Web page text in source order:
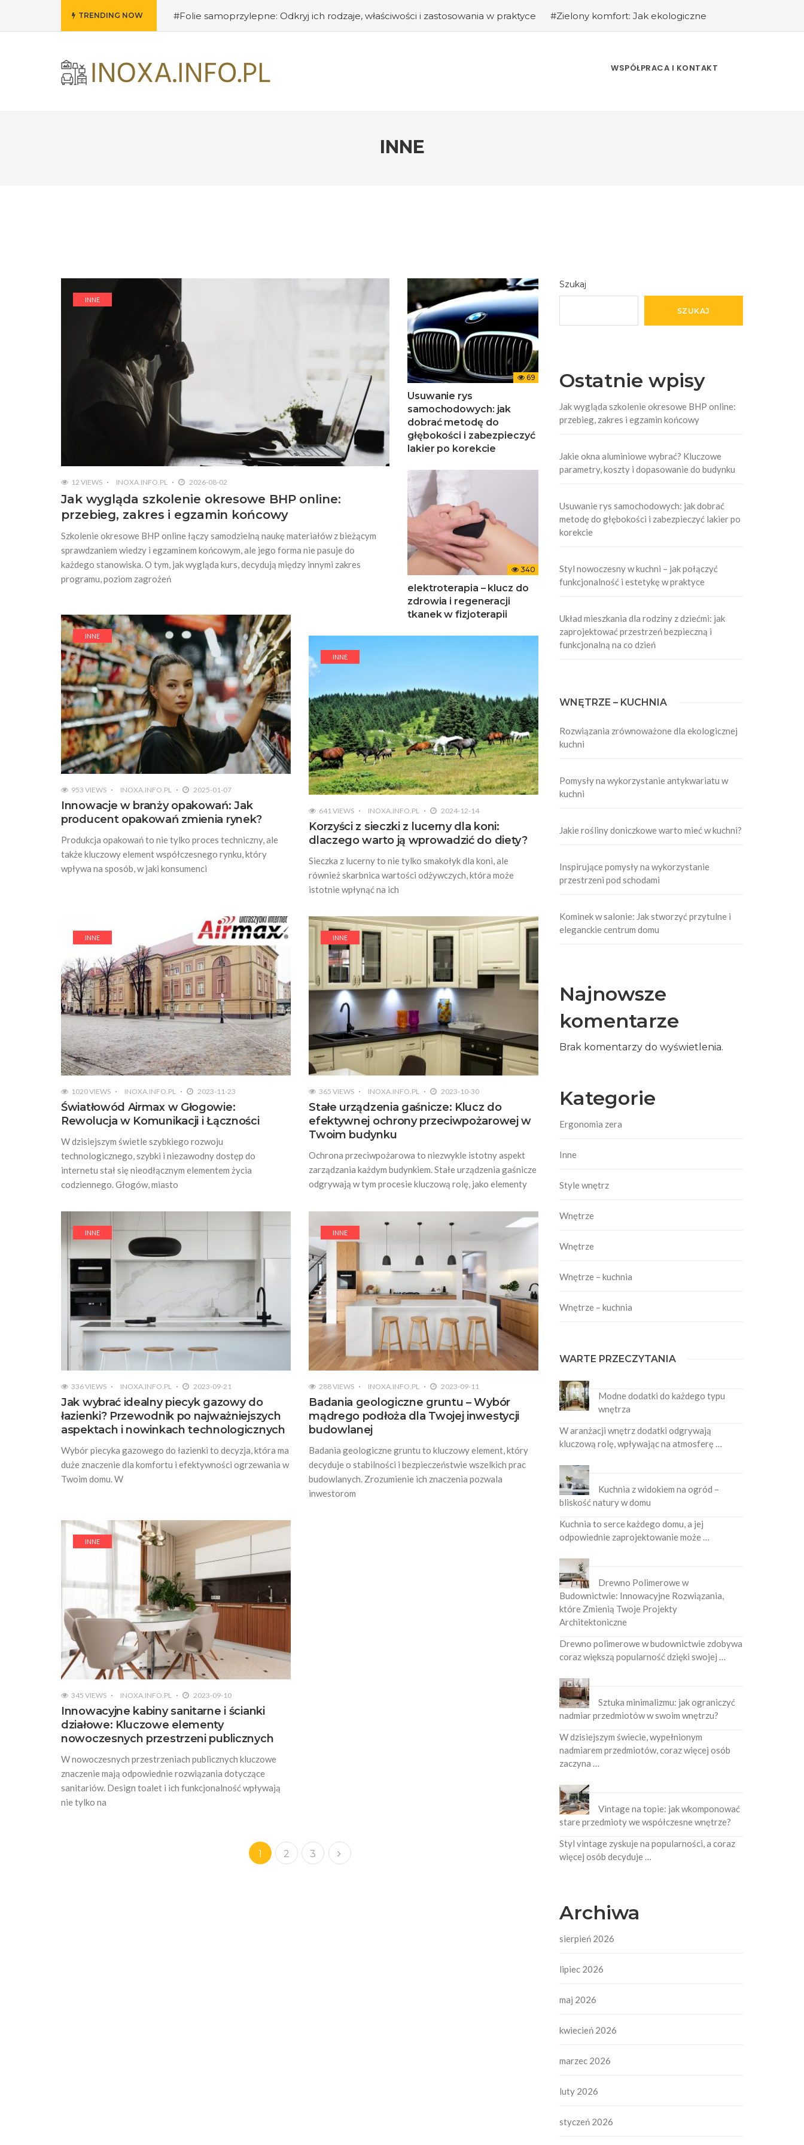
TRENDING NOW #Folie samoprzylepne: Odkryj ich rodzaje, właściwości i zastosowania w praktyce
#Zielony komfort: Jak ekologiczne
ogrzewanie może odmienić Twój dom i portfel
#Usługi minikoparką: efektywność, oszczędności i mobilność na placu
Technkach Gotowania
#Domy modułowe: Przełomowe podejście do budownictwa przyszłości w Polsce
#Meble do
WSPÓŁPRACA I KONTAKT
INNE
INNE
12 VIEWS INOXA.INFO.PL 2026-08-02
Jak wygląda szkolenie okresowe BHP online:
przebieg, zakres i egzamin końcowy
Szkolenie okresowe BHP online łączy samodzielną naukę materiałów z bieżącym
sprawdzaniem wiedzy i egzaminem końcowym, ale jego forma nie pasuje do
każdego stanowiska. O tym, jak wygląda kurs, decydują między innymi zakres
programu, poziom zagrożeń
69
Usuwanie rys
samochodowych: jak
dobrać metodę do
głębokości i zabezpieczyć
lakier po korekcie
340
elektroterapia – klucz do
zdrowia i regeneracji
tkanek w fizjoterapii
INNE
953 VIEWS INOXA.INFO.PL 2025-01-07
Innowacje w branży opakowań: Jak
producent opakowań zmienia rynek?
Produkcja opakowań to nie tylko proces techniczny, ale
także kluczowy element współczesnego rynku, który
wpływa na sposób, w jaki konsumenci
INNE
641 VIEWS INOXA.INFO.PL 2024-12-14
Korzyści z sieczki z lucerny dla koni:
dlaczego warto ją wprowadzić do diety?
Sieczka z lucerny to nie tylko smakołyk dla koni, ale
również skarbnica wartości odżywczych, która może
istotnie wpłynąć na ich
INNE
1020 VIEWS INOXA.INFO.PL 2023-11-23
Światłowód Airmax w Głogowie:
Rewolucja w Komunikacji i Łączności
W dzisiejszym świetle szybkiego rozwoju
technologicznego, szybki i niezawodny dostęp do
internetu stał się nieodłącznym elementem życia
codziennego. Głogów, miasto
INNE
365 VIEWS INOXA.INFO.PL 2023-10-30
Stałe urządzenia gaśnicze: Klucz do
efektywnej ochrony przeciwpożarowej w
Twoim budynku
Ochrona przeciwpożarowa to niezwykle istotny aspekt
zarządzania każdym budynkiem. Stałe urządzenia gaśnicze
odgrywają w tym procesie kluczową rolę, jako elementy
INNE
336 VIEWS INOXA.INFO.PL 2023-09-21
Jak wybrać idealny piecyk gazowy do
łazienki? Przewodnik po najważniejszych
aspektach i nowinkach technologicznych
Wybór piecyka gazowego do łazienki to decyzja, która ma
duże znaczenie dla komfortu i efektywności ogrzewania w
Twoim domu. W
INNE
288 VIEWS INOXA.INFO.PL 2023-09-11
Badania geologiczne gruntu – Wybór
mądrego podłoża dla Twojej inwestycji
budowlanej
Badania geologiczne gruntu to kluczowy element, który
decyduje o stabilności i bezpieczeństwie wszelkich prac
budowlanych. Zrozumienie ich znaczenia pozwala
inwestorom
INNE
345 VIEWS INOXA.INFO.PL 2023-09-10
Innowacyjne kabiny sanitarne i ścianki
działowe: Kluczowe elementy
nowoczesnych przestrzeni publicznych
W nowoczesnych przestrzeniach publicznych kluczowe
znaczenie mają odpowiednie rozwiązania dotyczące
sanitariów. Design toalet i ich funkcjonalność wpływają
nie tylko na
1 2 3
Szukaj
SZUKAJ
Ostatnie wpisy
Jak wygląda szkolenie okresowe BHP online:
przebieg, zakres i egzamin końcowy
Jakie okna aluminiowe wybrać? Kluczowe
parametry, koszty i dopasowanie do budynku
Usuwanie rys samochodowych: jak dobrać
metodę do głębokości i zabezpieczyć lakier po
korekcie
Styl nowoczesny w kuchni – jak połączyć
funkcjonalność i estetykę w praktyce
Układ mieszkania dla rodziny z dziećmi: jak
zaprojektować przestrzeń bezpieczną i
funkcjonalną na co dzień
WNĘTRZE – KUCHNIA
Rozwiązania zrównoważone dla ekologicznej
kuchni
Pomysły na wykorzystanie antykwariatu w
kuchni
Jakie rośliny doniczkowe warto mieć w kuchni?
Inspirujące pomysły na wykorzystanie
przestrzeni pod schodami
Kominek w salonie: Jak stworzyć przytulne i
eleganckie centrum domu
Najnowsze
komentarze
Brak komentarzy do wyświetlenia.
Kategorie
Ergonomia zera
Inne
Style wnętrz
Wnętrze
Wnętrze
Wnętrze – kuchnia
Wnętrze – kuchnia
WARTE PRZECZYTANIA
Modne dodatki do każdego typu
wnętrza
W aranżacji wnętrz dodatki odgrywają
kluczową rolę, wpływając na atmosferę …
Kuchnia z widokiem na ogród –
bliskość natury w domu
Kuchnia to serce każdego domu, a jej
odpowiednie zaprojektowanie może …
Drewno Polimerowe w
Budownictwie: Innowacyjne Rozwiązania,
które Zmienią Twoje Projekty
Architektoniczne
Drewno polimerowe w budownictwie zdobywa
coraz większą popularność dzięki swojej …
Sztuka minimalizmu: jak ograniczyć
nadmiar przedmiotów w swoim wnętrzu?
W dzisiejszym świecie, wypełnionym
nadmiarem przedmiotów, coraz więcej osób
zaczyna …
Vintage na topie: jak wkomponować
stare przedmioty we współczesne wnętrze?
Styl vintage zyskuje na popularności, a coraz
więcej osób decyduje …
Archiwa
sierpień 2026
lipiec 2026
maj 2026
kwiecień 2026
marzec 2026
luty 2026
styczeń 2026